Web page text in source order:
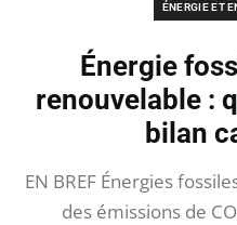
ÉNERGIE ET
Énergie
renouvelable :
bilan
EN BREF Énergies
des émissions de